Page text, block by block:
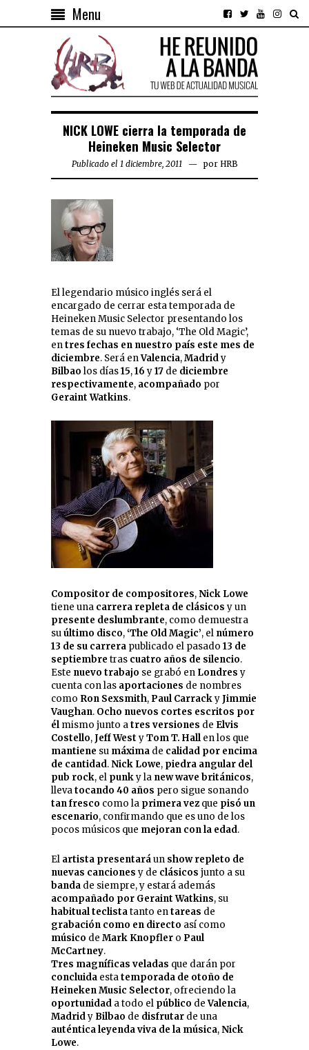
Menu
NICK LOWE cierra la temporada de
Heineken Music Selector
Publicado el 1 diciembre, 2011 por HRB
El legendario músico inglés será el
encargado de cerrar esta temporada de
Heineken Music Selector presentando los
temas de su nuevo trabajo, ‘The Old Magic’,
entres fechas en nuestro país este mes de
diciembre. Será enValencia,Madridy
Bilbao los días15,16 y17 de diciembre
respectivamente, acompañado por
Geraint Watkins.
Compositor de compositores,Nick Lowe
tiene una carrera repleta de clásicos y un
presente deslumbrante, como demuestra
suúltimo disco,‘The Old Magic’, el número
13 de su carrera publicado el pasado 13 de
septiembre tras cuatro años de silencio.
Este nuevo trabajo se grabó en Londres y
cuenta con las aportaciones de nombres
como Ron Sexsmith, Paul CarrackyJimmie
Vaughan. Ocho nuevos cortes escritos por
él mismo junto atres versiones de Elvis
Costello,Jeff West yTom T. Hall en los que
mantiene su máxima de calidad por encima
de cantidad.Nick Lowe, piedra angular del
pub rock, el punky la new wave británicos,
llevatocando 40 años pero sigue sonando
tan fresco como la primera vez que pisó un
escenario, confirmando que es uno de los
pocos músicos que mejoran con la edad.
El artista presentaráun show repleto de
nuevas canciones y de clásicos junto a su
banda de siempre, y estará además
acompañado por Geraint Watkins, su
habitual teclistatanto entareas de
grabación como en directo así como
músico de Mark Knopfler o Paul
McCartney.
Tres magníficas veladas que darán por
concluida estatemporada de otoño de
Heineken Music Selector, ofreciendo la
oportunidad a todo el público deValencia,
Madridy Bilbao de disfrutar de una
auténtica leyenda viva de la música,Nick
Lowe.